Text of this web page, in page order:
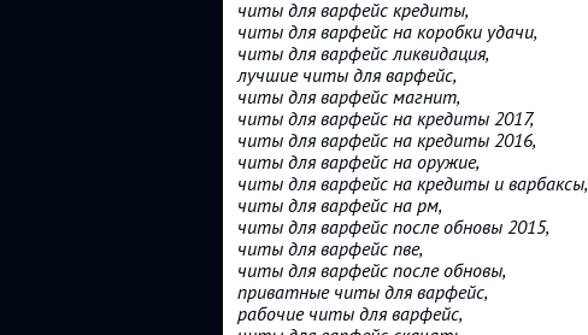
читы для варфейс кредиты,
читы для варфейс на коробки удачи,
читы для варфейс ликвидация,
лучшие читы для варфейс,
читы для варфейс магнит,
читы для варфейс на кредиты 2017,
читы для варфейс на кредиты 2016,
читы для варфейс на оружие,
читы для варфейс на кредиты и варбаксы,
читы для варфейс на рм,
читы для варфейс после обновы 2015,
читы для варфейс пве,
читы для варфейс после обновы,
приватные читы для варфейс,
рабочие читы для варфейс,